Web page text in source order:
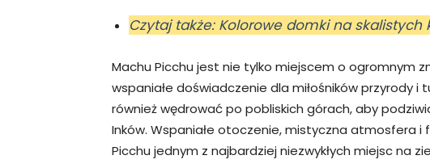
Czytaj także: Kolorowe domki na skalistych
Machu Picchu jest nie tylko miejscem o ogromnym
wspaniałe doświadczenie dla miłośników przyrody
również wędrować po pobliskich górach, aby
Inków. Wspaniałe otoczenie, mistyczna atmosfera i
Picchu jednym z najbardziej niezwykłych miejsc na